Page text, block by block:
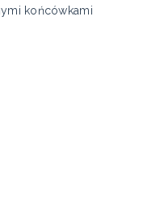
końcówkami